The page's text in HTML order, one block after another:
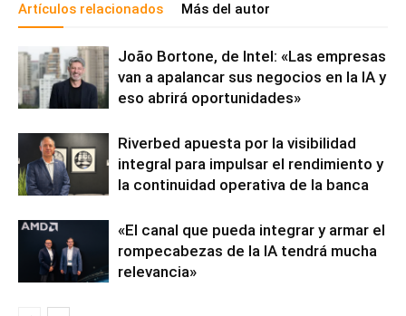
Artículos relacionados Más del autor
João Bortone, de Intel: «Las empresas
van a apalancar sus negocios en la IA y
eso abrirá oportunidades»
Riverbed apuesta por la visibilidad
integral para impulsar el rendimiento y
la continuidad operativa de la banca
«El canal que pueda integrar y armar el
rompecabezas de la IA tendrá mucha
relevancia»